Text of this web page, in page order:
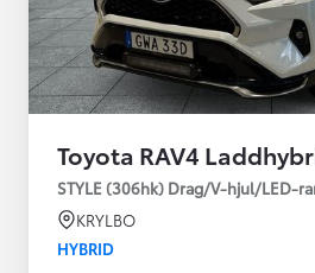
Toyota RAV4
STYLE (306hk) Drag/V-hjul/LED-
KRYLBO
HYBRID